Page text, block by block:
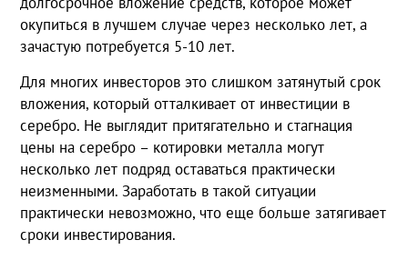
окупиться в лучшем случае через несколько лет, а
зачастую потребуется 5-10 лет.
Для многих инвесторов это слишком затянутый срок
вложения, который отталкивает от инвестиции в
серебро. Не выглядит притягательно и стагнация
цены на серебро – котировки металла могут
несколько лет подряд оставаться практически
неизменными. Заработать в такой ситуации
практически невозможно, что еще больше затягивает
сроки инвестирования.